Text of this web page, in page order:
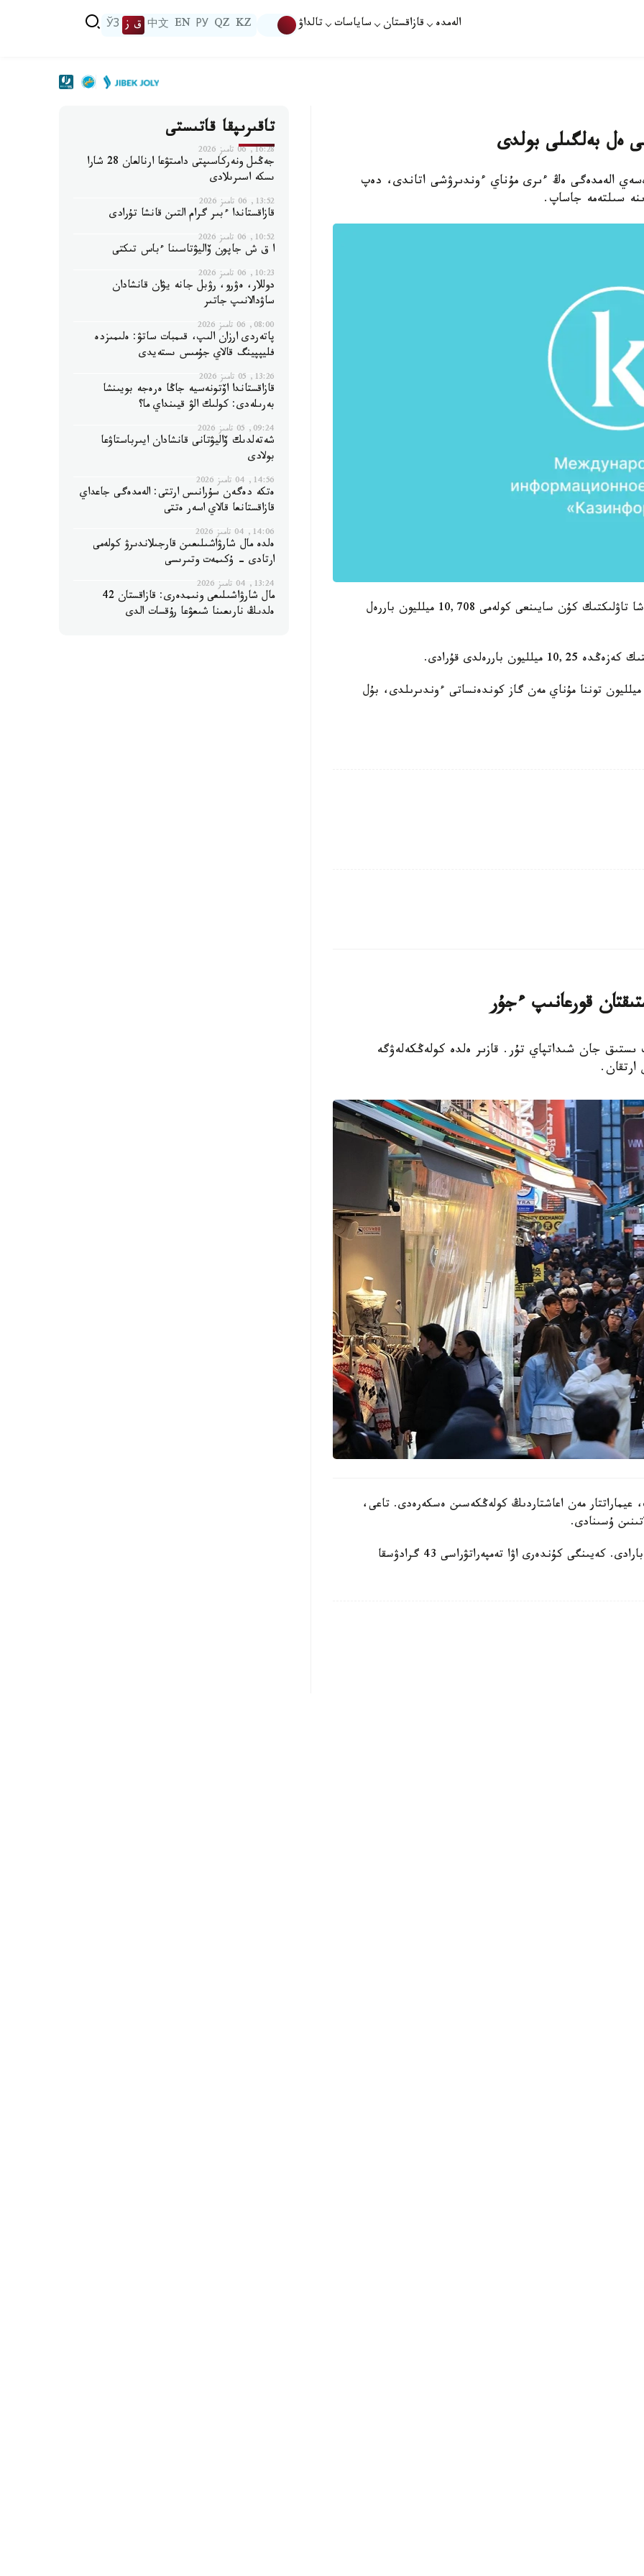
الەمدە قازاقستان ساياسات تالداۋ KZ
QZ
РУ
EN
中文 ق ز ЎЗ
ەل بەلگىلى بولدى
الەمدەگى ەڭ ءىرى مۇناي ءوندىرۋشى اتاندى، دەپ
ەسەپتىك كەزەڭدە رەسەيدە مۇناي ءوندىرۋدىڭ ورتاشا تاۋلىكتىك كۇن سايىنعى كولەمى 10,708 ميلليون باررەل
باررەلدى قۇرادى.
بارلىعى رەسەي كەن ورىندارىندا مامىر ايىندا 45,28 ميلليون توننا مۇناي مەن گاز كوندەنساتى ءوندىرىلدى، بۇل
قورعانىپ ءجۇر
ىستىق جان شىداتپاي تۇر. قازىر ەلدە كولەڭكەلەۋگە
ارتقان.
مەن اعاشتاردىڭ كولەڭكەسىن ەسكەرەدى. تاعى،
ۇسىنادى.
ايتا كەتەيىك، ەلدە اپتاپ ىستىق شەكەدەن ءوتىپ بارادى. كەيىنگى كۇندەرى اۋا تەمپەراتۋراسى 43 گرادۋسقا
تاقىرىپقا قاتىستى
16:28, 06 تامىز 2026
جەڭىل ونەركاسىپتى دامىتۋعا ارنالعان 28 شارا
ىسكە اسىرىلادى
13:52, 06 تامىز 2026
قازاقستاندا ءبىر گرام التىن قانشا تۇرادى
10:52, 06 تامىز 2026
ا ق ش جاپون ۆاليۋتاسىنا ءباس تىكتى
10:23, 06 تامىز 2026
دوللار، ەۋرو، رۋبل جانە يۋان قانشادان
ساۋدالانىپ جاتىر
08:00, 06 تامىز 2026
پاتەردى ارزان الىپ، قىمبات ساتۋ: ەلىمىزدە
فليپپينگ قالاي جۇمىس ىستەيدى
13:26, 05 تامىز 2026
قازاقستاندا اۆتونەسيە جاڭا ەرەجە بويىنشا
بەرىلەدى: كولىك الۋ قيىنداي ما؟
09:24, 05 تامىز 2026
شەتەلدىك ۆاليۋتانى قانشادان ايىرباستاۋعا
بولادى
14:56, 04 تامىز 2026
ەتكە دەگەن سۇرانىس ارتتى: الەمدەگى جاعداي
قازاقستانعا قالاي اسەر ەتتى
14:06, 04 تامىز 2026
ەلدە مال شارۋاشىلىعىن قارجىلاندىرۋ كولەمى
ارتادى - ۇكىمەت وتىرىسى
13:24, 04 تامىز 2026
مال شارۋاشىلىعى ونىمدەرى: قازاقستان 42
ەلدىڭ نارىعىنا شىعۋعا رۇقسات الدى